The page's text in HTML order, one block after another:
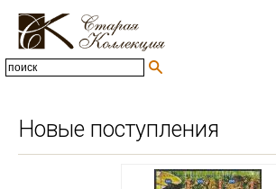
Новые поступления